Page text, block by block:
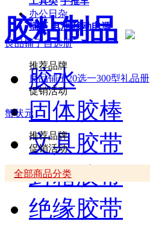
办公日杂
插座 电池 移动电源
良品铺子自选册
推荐品牌
良品铺子20选一300型礼品册
促销活动
蟹状元
推荐品牌
促销活动
全部商品分类
胶粘制品
胶水
固体胶棒
文具胶带
封箱胶带
绝缘胶带